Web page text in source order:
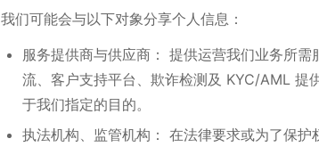
我们可能会与以下对象分享个人信息：
服务提供商与供应商： 提供运营我们业务所
流、客户支持平台、欺诈检测及 KYC/AML 提
于我们指定的目的。
执法机构、监管机构： 在法律要求或为了保护